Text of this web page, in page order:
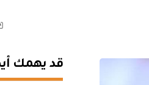
قد يهمك